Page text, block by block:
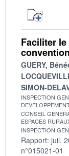
Faciliter
GUERY,
SIMON-
INSPECTION
CONSEIL
ESPACES
INSPECTION
Rapport: juil.
n°015021-01